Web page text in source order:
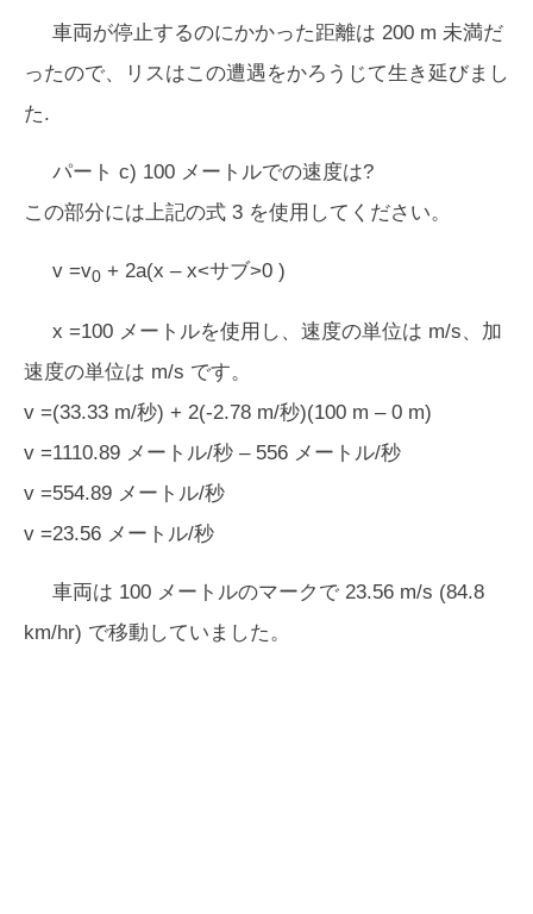
車両が停止するのにかかった距離は 200 m 未満だ
ったので、リスはこの遭遇をかろうじて生き延びまし
た.
パート c) 100 メートルでの速度は?
この部分には上記の式 3 を使用してください。
v =v0 + 2a(x – x<サブ>0 )
x =100 メートルを使用し、速度の単位は m/s、加
速度の単位は m/s です。
v =(33.33 m/秒) + 2(-2.78 m/秒)(100 m – 0 m)
v =1110.89 メートル/秒 – 556 メートル/秒
v =554.89 メートル/秒
v =23.56 メートル/秒
車両は 100 メートルのマークで 23.56 m/s (84.8
km/hr) で移動していました。